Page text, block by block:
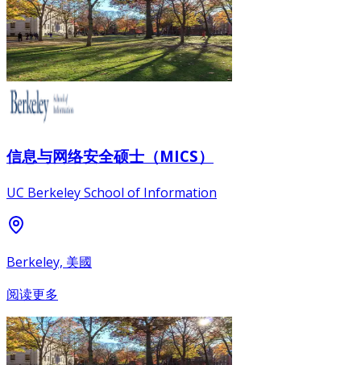
信息与网络安全硕士（MICS）
UC Berkeley School of Information
Berkeley, 美國
阅读更多